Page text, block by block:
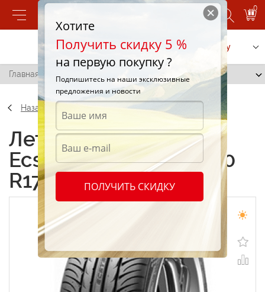
0
Позвонить Заказать услугу
Главная / Kumho Ecsta SPT KU31 235/40 R17 94Y
Назад
Летние шины Kumho
Ecsta SPT KU31 235/40
R17 94Y
Хотите
Получить скидку 5 %
на первую покупку ?
Подпишитесь на наши эксклюзивные
предложения и новости
ПОЛУЧИТЬ СКИДКУ